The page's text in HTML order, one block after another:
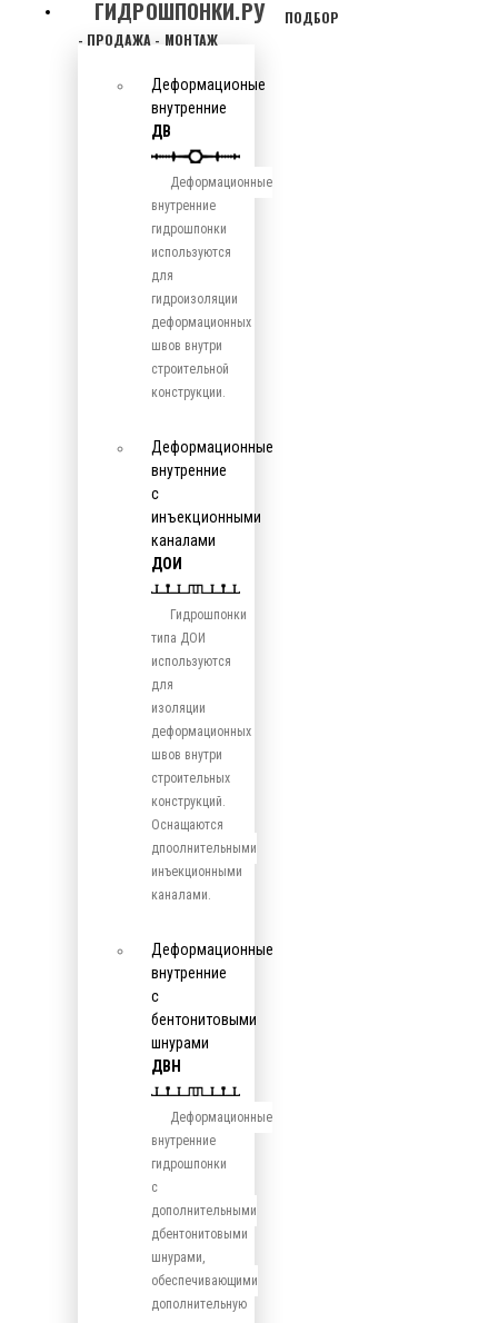
ГИДРОШПОНКИ.РУ
ПОДБОР
- ПРОДАЖА - МОНТАЖ
Деформационые
внутренние
ДВ
Деформационные
внутренние
гидрошпонки
используются
для
гидроизоляции
деформационных
швов внутри
строительной
конструкции.
Деформационные
внутренние
с
инъекционными
каналами
ДОИ
Гидрошпонки
типа ДОИ
используются
для
изоляции
деформационных
швов внутри
строительных
конструкций.
Оснащаются
дпоолнительными
инъекционными
каналами.
Деформационные
внутренние
с
бентонитовыми
шнурами
ДВН
Деформационные
внутренние
гидрошпонки
с
дополнительными
дбентонитовыми
шнурами,
обеспечивающими
дополнительную